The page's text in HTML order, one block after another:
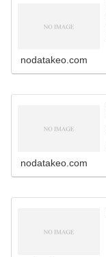
nodatakeo.com
nodatakeo.com